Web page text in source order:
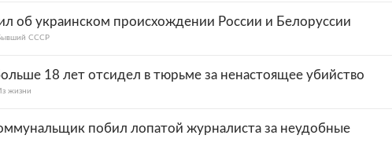
об украинском происхождении России и Белоруссии
СССР
18 лет отсидел в тюрьме за ненастоящее убийство
жизни
побил лопатой журналиста за неудобные